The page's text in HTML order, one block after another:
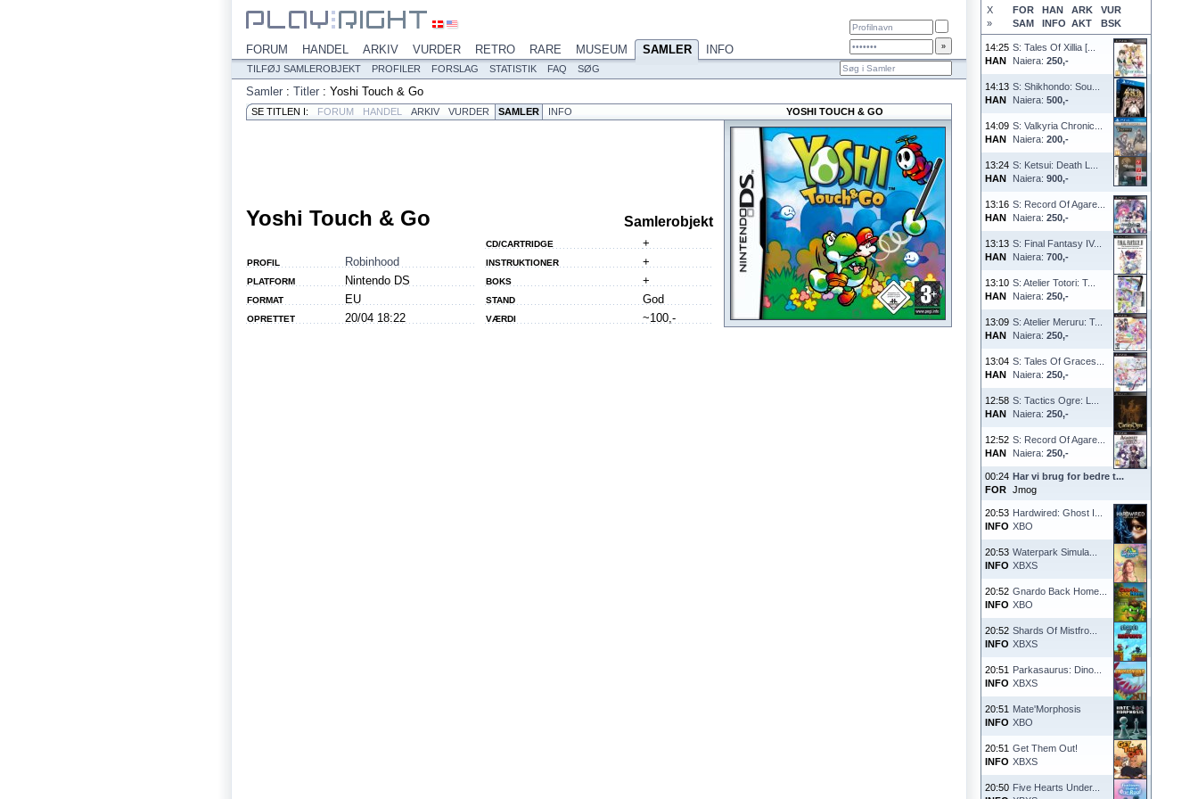
X FOR HAN ARK
VUR
»
SAM INFO AKT BSK
14:25
HAN
S: Tales Of Xillia [...
Naiera: 250,-
14:13
HAN
S: Shikhondo: Sou...
Naiera: 500,-
14:09
HAN
S: Valkyria Chronic...
Naiera: 200,-
13:24
HAN
S: Ketsui: Death L...
Naiera: 900,-
13:16
HAN
S: Record Of Agare...
Naiera: 250,-
13:13
HAN
S: Final Fantasy IV...
Naiera: 700,-
13:10
HAN
S: Atelier Totori: T...
Naiera: 250,-
13:09
HAN
S: Atelier Meruru: T...
Naiera: 250,-
13:04
HAN
S: Tales Of Graces...
Naiera: 250,-
12:58
HAN
S: Tactics Ogre: L...
Naiera: 250,-
12:52
HAN
S: Record Of Agare...
Naiera: 250,-
00:24
FOR
Har vi brug for bedre t...
Jmog
20:53
INFO
Hardwired: Ghost I...
XBO
20:53
INFO
Waterpark Simula...
XBXS
20:52
INFO
Gnardo Back Home...
XBO
20:52
INFO
Shards Of Mistfro...
XBXS
20:51
INFO
Parkasaurus: Dino...
XBXS
20:51
INFO
Mate'Morphosis
XBO
20:51
INFO
Get Them Out!
XBXS
20:50 Five Hearts Under...
FORUM HANDEL ARKIV VURDER RETRO RARE MUSEUM SAMLER INFO
TILFØJ SAMLEROBJEKT PROFILER FORSLAG STATISTIK FAQ SØG
Samler : Titler : Yoshi Touch & Go
SE TITLEN I: FORUM HANDEL ARKIV VURDER SAMLER INFO YOSHI TOUCH & GO
Yoshi Touch & Go Samlerobjekt
PROFIL Robinhood
PLATFORM Nintendo DS
FORMAT EU
OPRETTET 20/04 18:22
CD/CARTRIDGE +
INSTRUKTIONER +
BOKS +
STAND God
VÆRDI ~100,-